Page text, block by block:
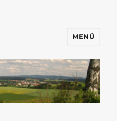
Neuhaus
MENÜ